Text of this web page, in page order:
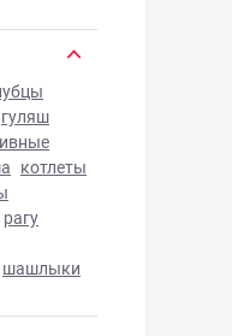
гуляш
котлеты
рагу
шашлыки